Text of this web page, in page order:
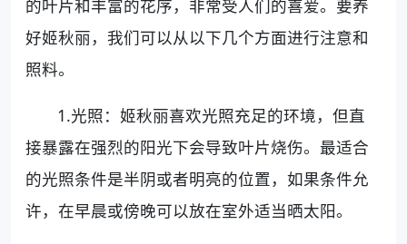
的叶片和丰富的花序，非常受人们的喜爱。要养
好姬秋丽，我们可以从以下几个方面进行注意和
照料。
1.光照：姬秋丽喜欢光照充足的环境，但直
接暴露在强烈的阳光下会导致叶片烧伤。最适合
的光照条件是半阴或者明亮的位置，如果条件允
许，在早晨或傍晚可以放在室外适当晒太阳。